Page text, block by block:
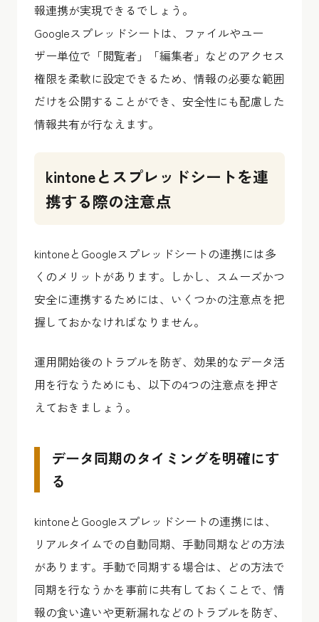
報連携が実現できるでしょう。
Googleスプレッドシートは、ファイルやユー
ザー単位で「閲覧者」「編集者」などのアクセス
権限を柔軟に設定できるため、情報の必要な範囲
だけを公開することができ、安全性にも配慮した
情報共有が行なえます。
kintoneとスプレッドシートを連
携する際の注意点
kintoneとGoogleスプレッドシートの連携には多
くのメリットがあります。しかし、スムーズかつ
安全に連携するためには、いくつかの注意点を把
握しておかなければなりません。
運用開始後のトラブルを防ぎ、効果的なデータ活
用を行なうためにも、以下の4つの注意点を押さ
えておきましょう。
データ同期のタイミングを明確にす
る
kintoneとGoogleスプレッドシートの連携には、
リアルタイムでの自動同期、手動同期などの方法
があります。手動で同期する場合は、どの方法で
同期を行なうかを事前に共有しておくことで、情
報の食い違いや更新漏れなどのトラブルを防ぎ、